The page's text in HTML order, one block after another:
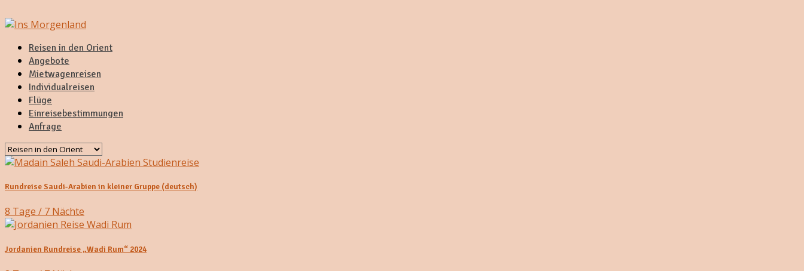
Reisen in den Orient
Angebote
Mietwagenreisen
Individualreisen
Flüge
Einreisebestimmungen
Anfrage
Rundreise Saudi-Arabien in kleiner Gruppe (deutsch)
8 Tage / 7 Nächte
Jordanien Rundreise „Wadi Rum“ 2024